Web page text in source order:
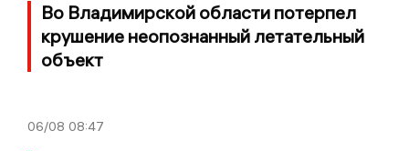
Во Владимирской области потерпел
крушение неопознанный летательный
объект
06/08 08:47